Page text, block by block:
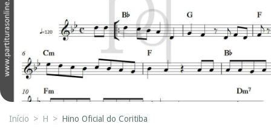
Início > H > Hino Oficial do Coritiba